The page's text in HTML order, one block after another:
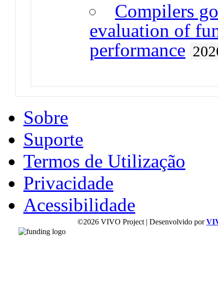
Compilers
evaluation of
performance
Sobre
Suporte
Termos de Utilização
Privacidade
Acessibilidade
©2026 VIVO Project | Desenvolvido por